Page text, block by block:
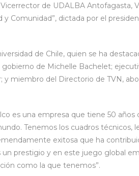
de UDALBA Antofagasta,
y Comunidad”, dictada por el
de Chile, quien se ha
de Michelle Bachelet;
miembro del Directorio de TVN,
es una empresa que tiene 50
Tenemos los cuadros técnicos,
exitosa que ha
un prestigio y en este juego global
como la que tenemos”.